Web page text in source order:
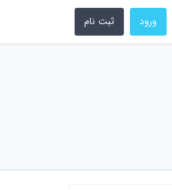
ورود ثبت نام